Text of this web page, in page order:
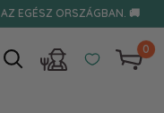
EGÉSZ ORSZÁGBAN. 🚚
0